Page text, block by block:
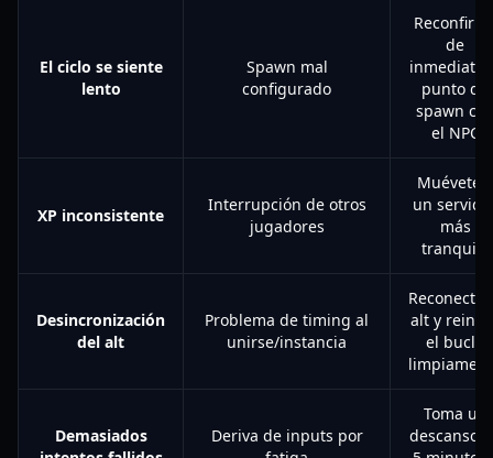
El ciclo se siente
lento
Spawn mal
configurado
de
inmediato
punto de
spawn
el NPC
XP inconsistente
Interrupción de otros
jugadores
Muévete a
un
más
tranquilo
Desincronización
del alt
Problema de timing al
unirse/instancia
Reconecta
alt y
el bucle
Demasiados
Deriva de inputs por
Toma un
descanso